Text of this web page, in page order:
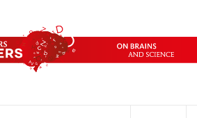
DONDERS
WETENSCHAP // ON BRAINS AND